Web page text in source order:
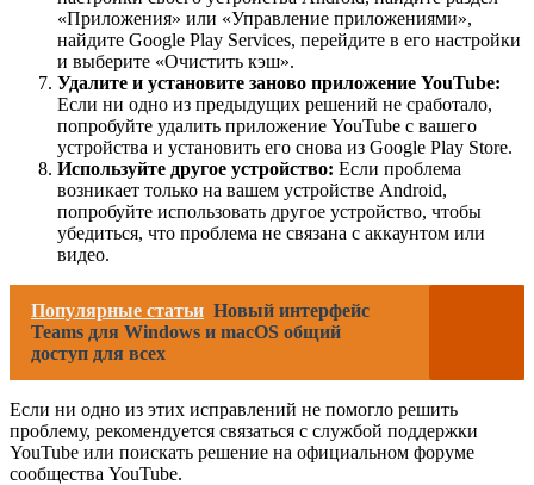
«Приложения» или «Управление приложениями»,
найдите Google Play Services, перейдите в его настройки
и выберите «Очистить кэш».
Удалите и установите заново приложение YouTube:
Если ни одно из предыдущих решений не сработало,
попробуйте удалить приложение YouTube с вашего
устройства и установить его снова из Google Play Store.
Используйте другое устройство: Если проблема
возникает только на вашем устройстве Android,
попробуйте использовать другое устройство, чтобы
убедиться, что проблема не связана с аккаунтом или
видео.
Популярные статьи Новый интерфейс
Teams для Windows и macOS общий
доступ для всех
Если ни одно из этих исправлений не помогло решить
проблему, рекомендуется связаться с службой поддержки
YouTube или поискать решение на официальном форуме
сообщества YouTube.